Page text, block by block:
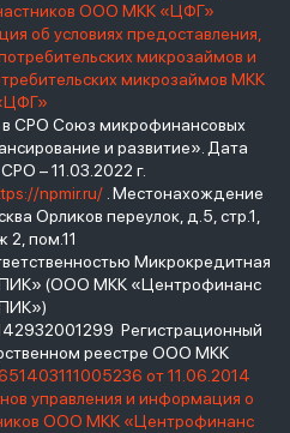
ООО МКК «ЦФГ»
об условиях предоставления,
микрозаймов и
микрозаймов МКК
СРО Союз микрофинансовых
и развитие». Дата
– 11.03.2022 г.
npmir.ru/. Местонахождение
Орликов переулок, д.5, стр.1,
2, пом.11
Микрокредитная
(ООО МКК «Центрофинанс
Регистрационный
реестре ООО МКК
от 11.06.2014
управления и информация о
ООО МКК «Центрофинанс